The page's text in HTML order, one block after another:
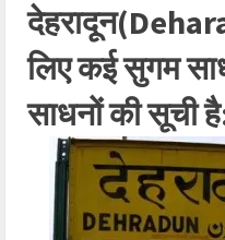
लिए कई सुगम
साधनों की सूची